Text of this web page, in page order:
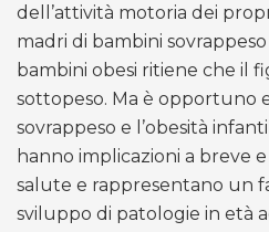
dell’attività motoria dei
madri di bambini sovrappeso
bambini obesi ritiene che il
sottopeso. Ma è opportuno
sovrappeso e l’obesità
hanno implicazioni a breve
salute e rappresentano un
sviluppo di patologie in età